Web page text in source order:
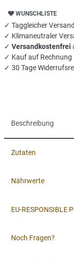
WUNSCHLISTE
✓ Taggleicher
✓ Klimaneutraler
✓ Versandkostenfrei
✓ Kauf auf Rechnung
✓ 30 Tage
Beschreibung
Zutaten
Nährwerte
EU-RESPONSIBLE
Noch Fragen?